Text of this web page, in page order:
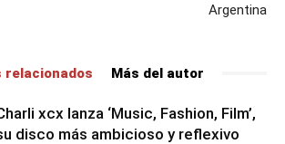
Argentina
Más del autor
xcx lanza ‘Music, Fashion, Film’,
disco más ambicioso y reflexivo